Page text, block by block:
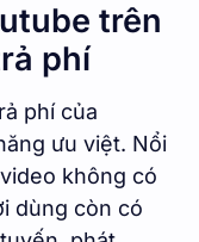
trên
phí
phí của
ưu việt. Nổi
không có
dùng còn có